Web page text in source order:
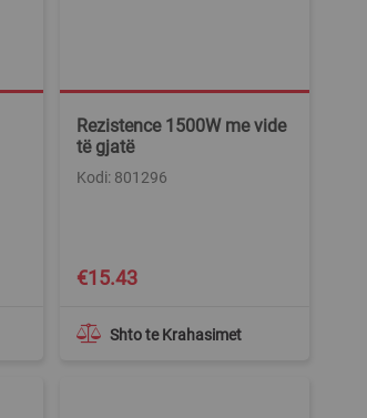
Rezistence 1500W me vide
të gjatë
Kodi: 801296
Shto te Krahasimet
€15.43